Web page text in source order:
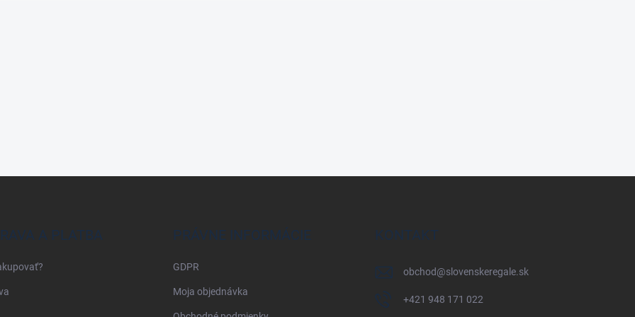
A PLATBA PRÁVNE INFORMÁCIE
GDPR
Moja objednávka
KONTAKT
obchod@slovenskeregale.sk
+421 948 171 022